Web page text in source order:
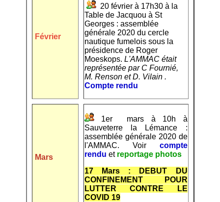
Février
20 février à 17h30 à la
Table de Jacquou à St
Georges : assemblée
générale 2020 du cercle
nautique fumelois sous la
présidence de Roger
Moeskops. L'AMMAC était
représentée par C Fournié,
M. Renson et D. Vilain .
Compte rendu
Mars
1er mars à 10h à
Sauveterre la Lémance :
assemblée générale 2020 de
l'AMMAC. Voir compte
rendu et reportage photos
17 Mars : DEBUT DU
CONFINEMENT POUR
LUTTER CONTRE LE
COVID 19